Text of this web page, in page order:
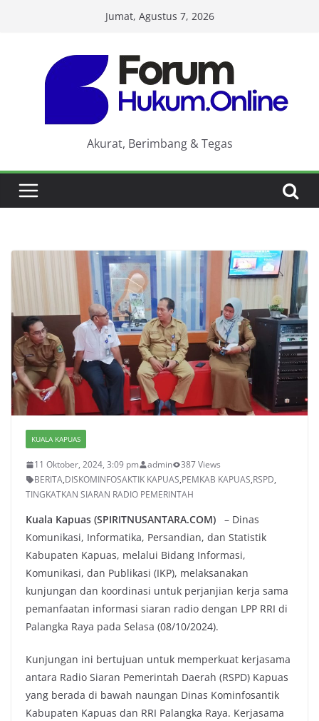
Jumat, Agustus 7, 2026
Akurat, Berimbang & Tegas
KUALA KAPUAS
11 Oktober, 2024, 3:09 pm admin
387 Views
BERITA,DISKOMINFOSAKTIK KAPUAS,PEMKAB KAPUAS,RSPD,
TINGKATKAN SIARAN RADIO PEMERINTAH
Kuala Kapuas (SPIRITNUSANTARA.COM)
– Dinas
Komunikasi, Informatika, Persandian, dan Statistik
Kabupaten Kapuas, melalui Bidang Informasi,
Komunikasi, dan Publikasi (IKP), melaksanakan
kunjungan dan koordinasi untuk perjanjian kerja sama
pemanfaatan informasi siaran radio dengan LPP RRI di
Palangka Raya pada Selasa (08/10/2024).
Kunjungan ini bertujuan untuk memperkuat kerjasama
antara Radio Siaran Pemerintah Daerah (RSPD) Kapuas
yang berada di bawah naungan Dinas Kominfosantik
Kabupaten Kapuas dan RRI Palangka Raya. Kerjasama